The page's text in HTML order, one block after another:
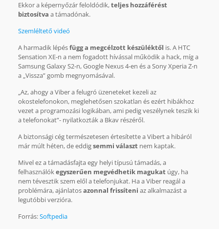
Ekkor a képernyőzár feloldódik,teljes hozzáférést
biztosítva a támadónak.
Szemléltető videó
A harmadik lépésfügg a megcélzott készüléktől is. A HTC
Sensation XE-n a nem fogadott hívással működik a hack, míg a
Samsung Galaxy S2-n, Google Nexus 4-en és a Sony Xperia Z-n
a „Vissza” gomb megnyomásával.
„Az, ahogy a Viber a felugró üzeneteket kezeli az
okostelefonokon, meglehetősen szokatlan és ezért hibákhoz
vezet a programozási logikában, ami pedig veszélynek teszik ki
a telefonokat”- nyilatkozták a Bkav részéről.
A biztonsági cég természetesen értesítette a Vibert a hibáról
már múlt héten, de eddigsemmi választnem kaptak.
Mivel ez a támadásfajta egy helyi típusú támadás, a
felhasználókegyszerűen megvédhetik magukatúgy, ha
nem tévesztik szem elől a telefonjukat. Ha a Viber reagál a
problémára, ajánlatosazonnal frissíteni az alkalmazást a
legutóbbi verzióra.
Forrás:Softpedia